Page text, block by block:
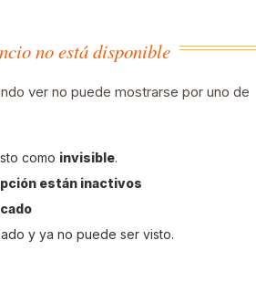
no está disponible
ver no puede mostrarse por uno de
como invisible.
están inactivos
y ya no puede ser visto.